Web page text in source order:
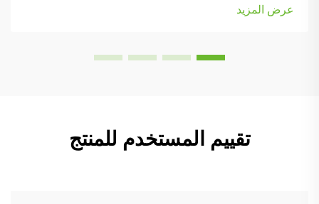
النماذج مزودة بـ...
عرض المزيد
تقييم المستخدم للمنتج